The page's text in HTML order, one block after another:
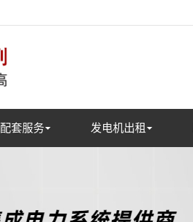
配套服务 发电机出租